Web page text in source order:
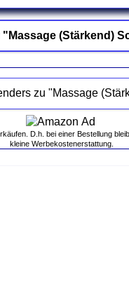
(Stärkend)
D.h. bei einer Bestellung
kleine Werbekostenerstattung.